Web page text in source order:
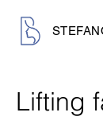
Lifting